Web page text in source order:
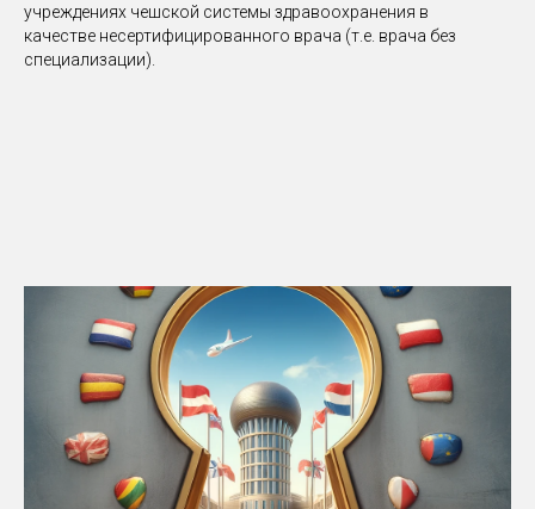
учреждениях чешской системы здравоохранения в
качестве несертифицированного врача (т.е. врача без
специализации).